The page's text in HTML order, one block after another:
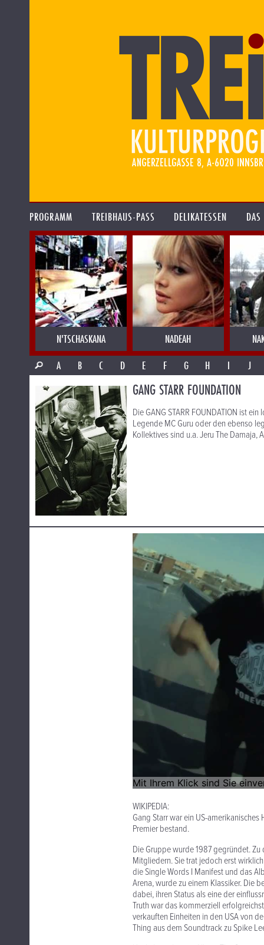
PROGRAMM TREIBHAUS-PASS DELIKATESSEN
N'TSCHASKANA NADEAH
A
B C D E F G H I J
GANG STARR FOUNDATION
Die GANG STARR FOUNDATION ist
Legende MC Guru oder den ebenso
Kollektives sind u.a. Jeru The Damaja,
WIKIPEDIA:
Gang Starr war ein US-
Premier bestand.
Die Gruppe wurde 1987 gegründet.
Mitgliedern. Sie trat jedoch erst
die Single Words I Manifest und das
Arena, wurde zu einem Klassiker. Die
dabei, ihren Status als eine der
Truth war das kommerziell
verkauften Einheiten in den USA von
Thing aus dem Soundtrack zu Spike